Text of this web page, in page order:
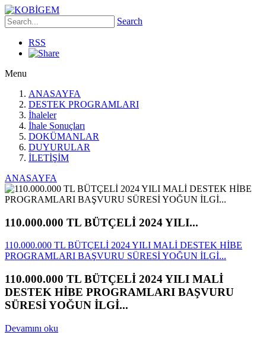
Search
RSS
Menu
ANASAYFA
DESTEK PROGRAMLARI
İhaleler
İhale Sonuçları
DOKÜMANLAR
DUYURULAR
İLETİŞİM
ANASAYFA
110.000.000 TL BÜTÇELİ 2024 YILI...
110.000.000 TL BÜTÇELİ 2024 YILI MALİ DESTEK HİBE
PROGRAMLARI BAŞVURU SÜRESİ YOĞUN İLGİ...
110.000.000 TL BÜTÇELİ 2024 YILI MALİ
DESTEK HİBE PROGRAMLARI BAŞVURU
SÜRESİ YOĞUN İLGİ...
Devamını oku